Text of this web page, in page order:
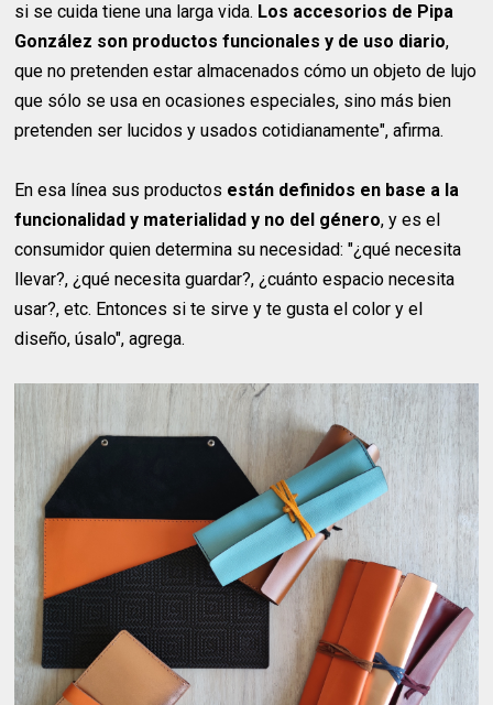
si se cuida tiene una larga vida. Los accesorios de Pipa
González son productos funcionales y de uso diario,
que no pretenden estar almacenados cómo un objeto de lujo
que sólo se usa en ocasiones especiales, sino más bien
pretenden ser lucidos y usados cotidianamente", afirma.
En esa línea sus productos están definidos en base a la
funcionalidad y materialidad y no del género, y es el
consumidor quien determina su necesidad: "¿qué necesita
llevar?, ¿qué necesita guardar?, ¿cuánto espacio necesita
usar?, etc. Entonces si te sirve y te gusta el color y el
diseño, úsalo", agrega.